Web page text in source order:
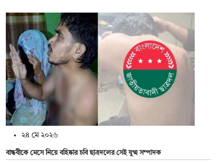
২৪ মে ২০২৬
বান্ধবীকে মেসে নিয়ে বহিষ্কার চবি ছাত্রদলের সেই যুগ্ম সম্পাদক